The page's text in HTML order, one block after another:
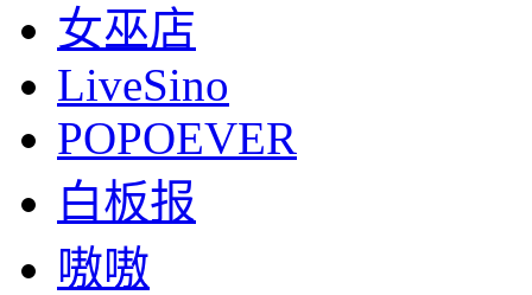
女巫店
LiveSino
POPOEVER
白板报
嗷嗷